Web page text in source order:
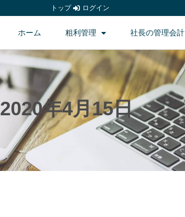
トップ ログイン
ホーム 粗利管理 社長の管理会計
2020年4月15日